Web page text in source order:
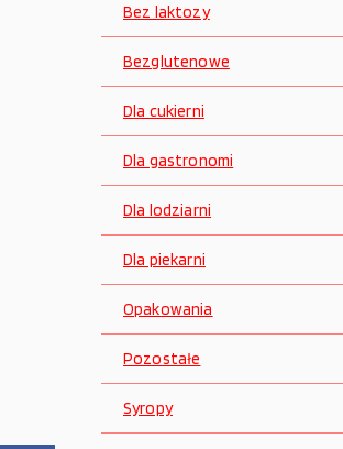
Bez laktozy
Bezglutenowe
Dla cukierni
Dla gastronomi
Dla lodziarni
Dla piekarni
Opakowania
Pozostałe
Syropy